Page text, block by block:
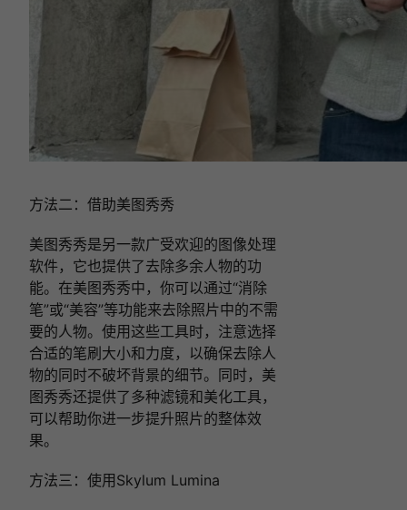
方法二：借助美图秀秀
美图秀秀是另一款广受欢迎的图像处理
软件，它也提供了去除多余人物的功
能。在美图秀秀中，你可以通过“消除
笔”或“美容”等功能来去除照片中的不需
要的人物。使用这些工具时，注意选择
合适的笔刷大小和力度，以确保去除人
物的同时不破坏背景的细节。同时，美
图秀秀还提供了多种滤镜和美化工具，
可以帮助你进一步提升照片的整体效
果。
方法三：使用Skylum Lumina